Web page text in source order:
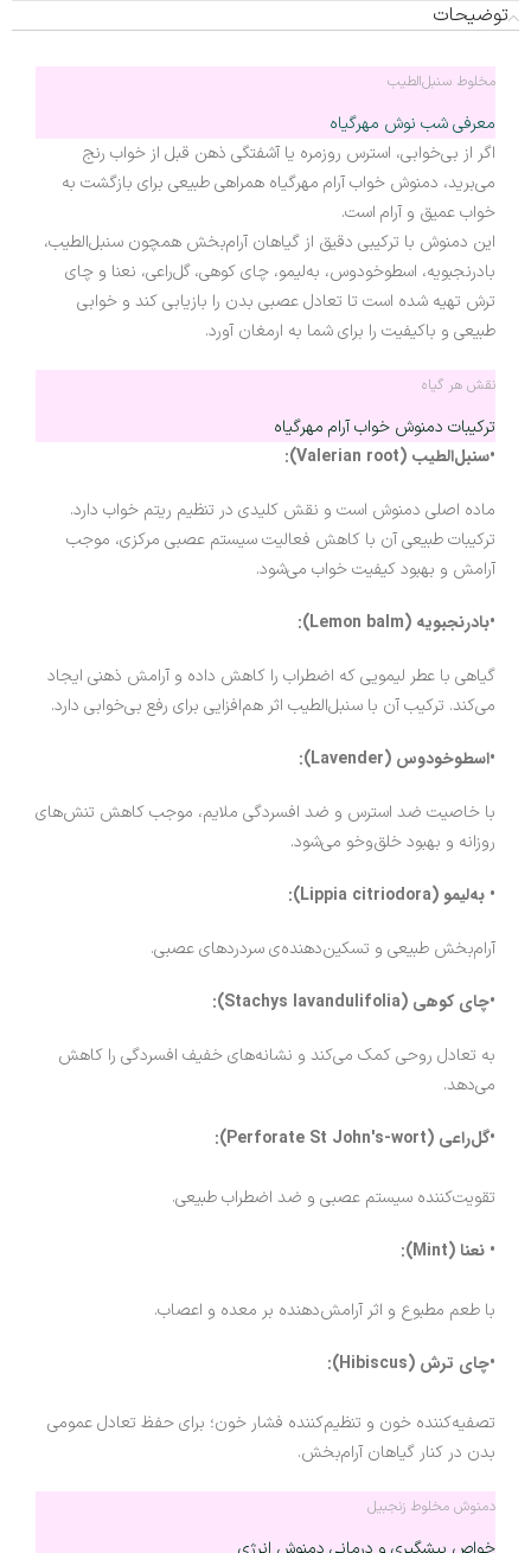
توضیحات
مخلوط سنبل‌الطیب
معرفی شب نوش مهرگیاه
اگر از بی‌خوابی، استرس روزمره یا آشفتگی ذهن قبل از خواب رنج
می‌برید، دمنوش خواب آرام مهرگیاه همراهی طبیعی برای بازگشت به
خواب عمیق و آرام است.
این دمنوش با ترکیبی دقیق از گیاهان آرام‌بخش همچون سنبل‌الطیب،
بادرنجبویه، اسطوخودوس، به‌لیمو، چای کوهی، گل‌راعی، نعنا و چای
ترش تهیه شده است تا تعادل عصبی بدن را بازیابی کند و خوابی
طبیعی و باکیفیت را برای شما به ارمغان آورد.
نقش هر گیاه
ترکیبات دمنوش خواب آرام مهرگیاه
•سنبل‌الطیب (Valerian root):
ماده اصلی دمنوش است و نقش کلیدی در تنظیم ریتم خواب دارد.
ترکیبات طبیعی آن با کاهش فعالیت سیستم عصبی مرکزی، موجب
آرامش و بهبود کیفیت خواب می‌شود.
•بادرنجبویه (Lemon balm):
گیاهی با عطر لیمویی که اضطراب را کاهش داده و آرامش ذهنی ایجاد
می‌کند. ترکیب آن با سنبل‌الطیب اثر هم‌افزایی برای رفع بی‌خوابی دارد.
•اسطوخودوس (Lavender):
با خاصیت ضد استرس و ضد افسردگی ملایم، موجب کاهش تنش‌های
روزانه و بهبود خلق‌و‌خو می‌شود.
• به‌لیمو (Lippia citriodora):
آرام‌بخش طبیعی و تسکین‌دهنده‌ی سردردهای عصبی.
•چای کوهی (Stachys lavandulifolia):
به تعادل روحی کمک می‌کند و نشانه‌های خفیف افسردگی را کاهش
می‌دهد.
•گل‌راعی (Perforate St John's-wort):
تقویت‌کننده سیستم عصبی و ضد اضطراب طبیعی.
• نعنا (Mint):
با طعم مطبوع و اثر آرامش‌دهنده بر معده و اعصاب.
•چای ترش (Hibiscus):
تصفیه‌کننده خون و تنظیم‌کننده فشار خون؛ برای حفظ تعادل عمومی
بدن در کنار گیاهان آرام‌بخش.
دمنوش مخلوط زنجبیل